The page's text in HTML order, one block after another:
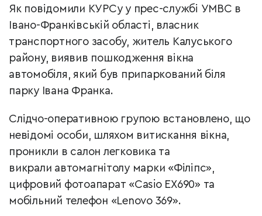
Як повідомили КУРСу у прес-службі УМВС в
Івано-Франківській області, власник
транспортного засобу, житель Калуського
району, виявив пошкодження вікна
автомобіля, який був припаркований біля
паркуІвана Франка.
Слідчо-оперативною групою встановлено, що
невідомі особи, шляхом витискання вікна,
проникли в салон легковика та
викрали автомагнітолу марки «Філіпс»,
цифровий фотоапарат «Casio EX690» та
мобільний телефон «Lenovo 369».